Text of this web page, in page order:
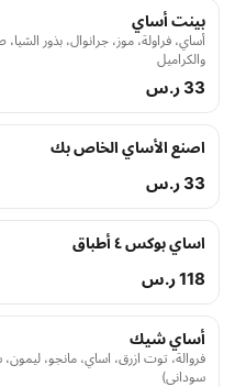
بينت أساي
أساي، فراولة، موز، جرانوال، بذور
والكراميل
33 ر.س
اصنع الأساي الخاص بك
33 ر.س
اساي بوكس ٤ أطباق
118 ر.س
أساي شيك
فروالة، توت ازرق، اساي، مانجو،
سوداني)